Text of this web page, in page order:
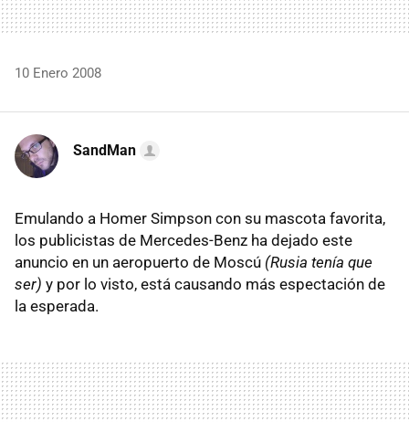
10 Enero 2008
SandMan
Emulando a Homer Simpson con su mascota favorita,
los publicistas de Mercedes-Benz ha dejado este
anuncio en un aeropuerto de Moscú (Rusia tenía que
ser) y por lo visto, está causando más espectación de
la esperada.